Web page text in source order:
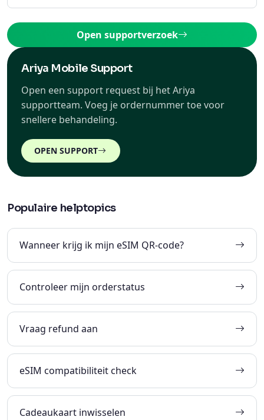
Open supportverzoek
Ariya Mobile Support
Open een support request bij het Ariya
supportteam. Voeg je ordernummer toe voor
snellere behandeling.
OPEN SUPPORT
Populaire helptopics
Wanneer krijg ik mijn eSIM QR-code?
Controleer mijn orderstatus
Vraag refund aan
eSIM compatibiliteit check
Cadeaukaart inwisselen